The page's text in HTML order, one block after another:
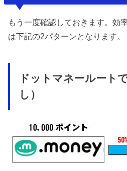
もう一度確認しておきます。効
は下記の2パターンとなります。
ドットマネールート
し）